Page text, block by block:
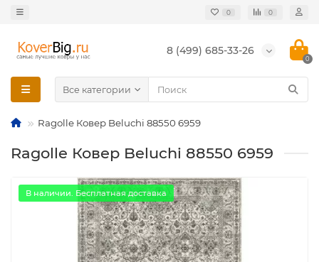
0 0
8 (499) 685-33-26
0
Все категории
Ragolle Ковер Beluchi 88550 6959
Ragolle Ковер Beluchi 88550 6959
В наличии. Бесплатная доставка